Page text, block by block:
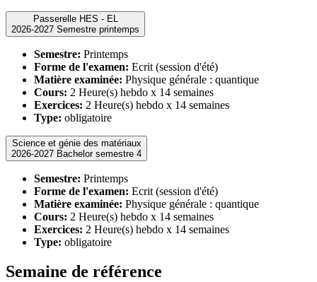
Passerelle HES - EL
2026-2027 Semestre printemps
Semestre: Printemps
Forme de l'examen: Ecrit (session d'été)
Matière examinée: Physique générale : quantique
Cours: 2 Heure(s) hebdo x 14 semaines
Exercices: 2 Heure(s) hebdo x 14 semaines
Type: obligatoire
Science et génie des matériaux
2026-2027 Bachelor semestre 4
Semestre: Printemps
Forme de l'examen: Ecrit (session d'été)
Matière examinée: Physique générale : quantique
Cours: 2 Heure(s) hebdo x 14 semaines
Exercices: 2 Heure(s) hebdo x 14 semaines
Type: obligatoire
Semaine de référence